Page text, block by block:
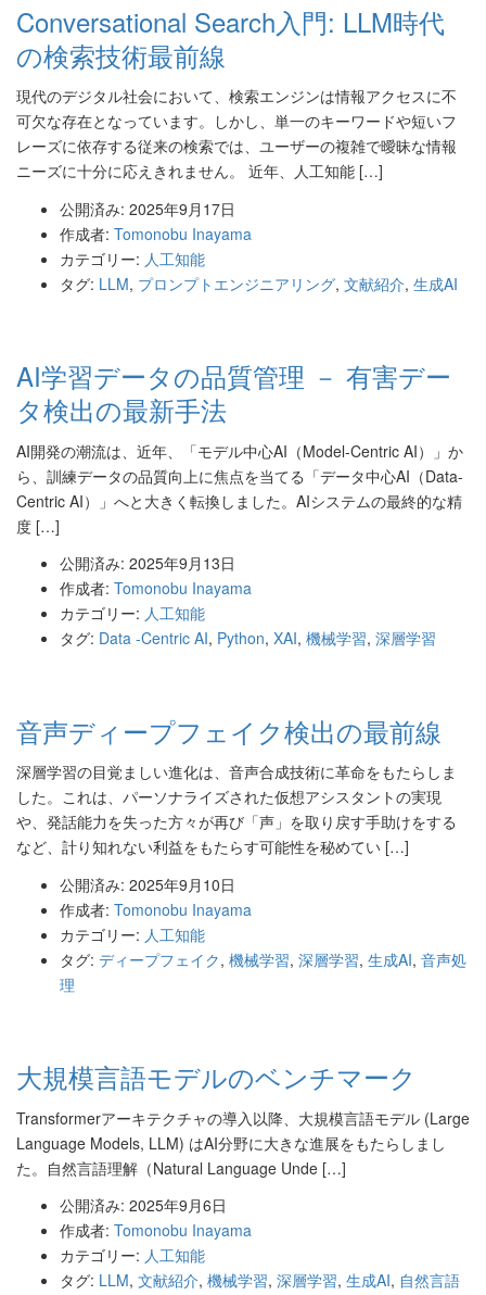
Conversational Search入門: LLM時代
の検索技術最前線
現代のデジタル社会において、検索エンジンは情報アクセスに不
可欠な存在となっています。しかし、単一のキーワードや短いフ
レーズに依存する従来の検索では、ユーザーの複雑で曖昧な情報
ニーズに十分に応えきれません。 近年、人工知能 […]
公開済み: 2025年9月17日
作成者: Tomonobu Inayama
カテゴリー: 人工知能
タグ: LLM, プロンプトエンジニアリング, 文献紹介, 生成AI
AI学習データの品質管理 － 有害デー
タ検出の最新手法
AI開発の潮流は、近年、「モデル中心AI（Model-Centric AI）」か
ら、訓練データの品質向上に焦点を当てる「データ中心AI（Data-
Centric AI）」へと大きく転換しました。AIシステムの最終的な精
度 […]
公開済み: 2025年9月13日
作成者: Tomonobu Inayama
カテゴリー: 人工知能
タグ: Data -Centric AI, Python, XAI, 機械学習, 深層学習
音声ディープフェイク検出の最前線
深層学習の目覚ましい進化は、音声合成技術に革命をもたらしま
した。これは、パーソナライズされた仮想アシスタントの実現
や、発話能力を失った方々が再び「声」を取り戻す手助けをする
など、計り知れない利益をもたらす可能性を秘めてい […]
公開済み: 2025年9月10日
作成者: Tomonobu Inayama
カテゴリー: 人工知能
タグ: ディープフェイク, 機械学習, 深層学習, 生成AI, 音声処
理
大規模言語モデルのベンチマーク
Transformerアーキテクチャの導入以降、大規模言語モデル (Large
Language Models, LLM) はAI分野に大きな進展をもたらしまし
た。自然言語理解（Natural Language Unde […]
公開済み: 2025年9月6日
作成者: Tomonobu Inayama
カテゴリー: 人工知能
タグ: LLM, 文献紹介, 機械学習, 深層学習, 生成AI, 自然言語